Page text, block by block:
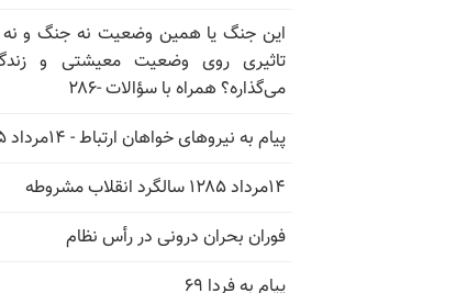
این جنگ یا همین وضعیت نه جنگ و
تاثیری روی وضعیت معیشتی و
می‌گذاره؟ همراه با سؤالات -۲۸۶
پیام به نیروهای خواهان ارتباط - ۱۴مرداد ۱۴۰۵
۱۴مرداد ۱۲۸۵ سالگرد انقلاب مشروطه
فوران بحران درونی در رأس نظام
پیام به فردا ۶۹